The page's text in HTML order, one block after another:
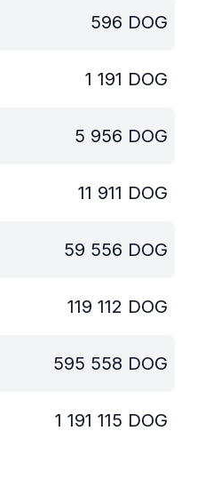
596 DOG
1 191 DOG
5 956 DOG
11 911 DOG
59 556 DOG
119 112 DOG
595 558 DOG
1 191 115 DOG